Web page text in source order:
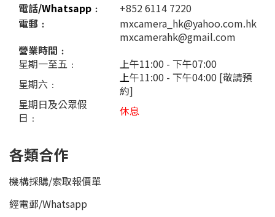
電話/Whatsapp ﹕
+852 6114 7220
電郵﹕
mxcamera_hk@yahoo.com.hk
mxcamerahk@gmail.com
營業時間﹕
星期一至五﹕
上午11:00 - 下午07:00
星期六﹕
上午11:00 - 下午04:00 [敬請預
約]
星期日及公眾假
日﹕
休息
各類合作
機構採購/索取報價單
經電郵/Whatsapp